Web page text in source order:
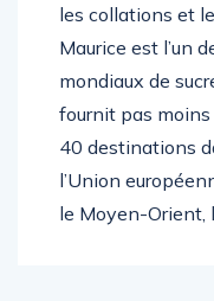
les collations et
Maurice est l’un
mondiaux de
fournit pas
40 destinations
l’Union
le Moyen-Orient,